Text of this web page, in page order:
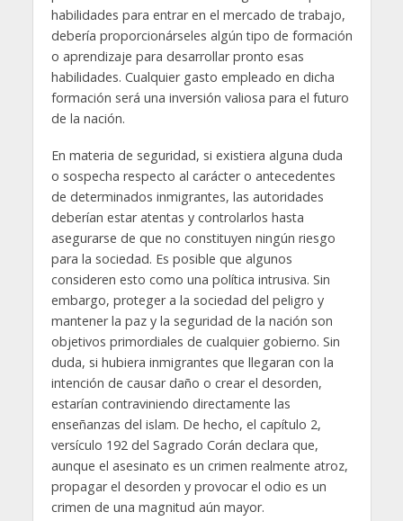
habilidades para entrar en el mercado de trabajo,
debería proporcionárseles algún tipo de formación
o aprendizaje para desarrollar pronto esas
habilidades. Cualquier gasto empleado en dicha
formación será una inversión valiosa para el futuro
de la nación.
En materia de seguridad, si existiera alguna duda
o sospecha respecto al carácter o antecedentes
de determinados inmigrantes, las autoridades
deberían estar atentas y controlarlos hasta
asegurarse de que no constituyen ningún riesgo
para la sociedad. Es posible que algunos
consideren esto como una política intrusiva. Sin
embargo, proteger a la sociedad del peligro y
mantener la paz y la seguridad de la nación son
objetivos primordiales de cualquier gobierno. Sin
duda, si hubiera inmigrantes que llegaran con la
intención de causar daño o crear el desorden,
estarían contraviniendo directamente las
enseñanzas del islam. De hecho, el capítulo 2,
versículo 192 del Sagrado Corán declara que,
aunque el asesinato es un crimen realmente atroz,
propagar el desorden y provocar el odio es un
crimen de una magnitud aún mayor.